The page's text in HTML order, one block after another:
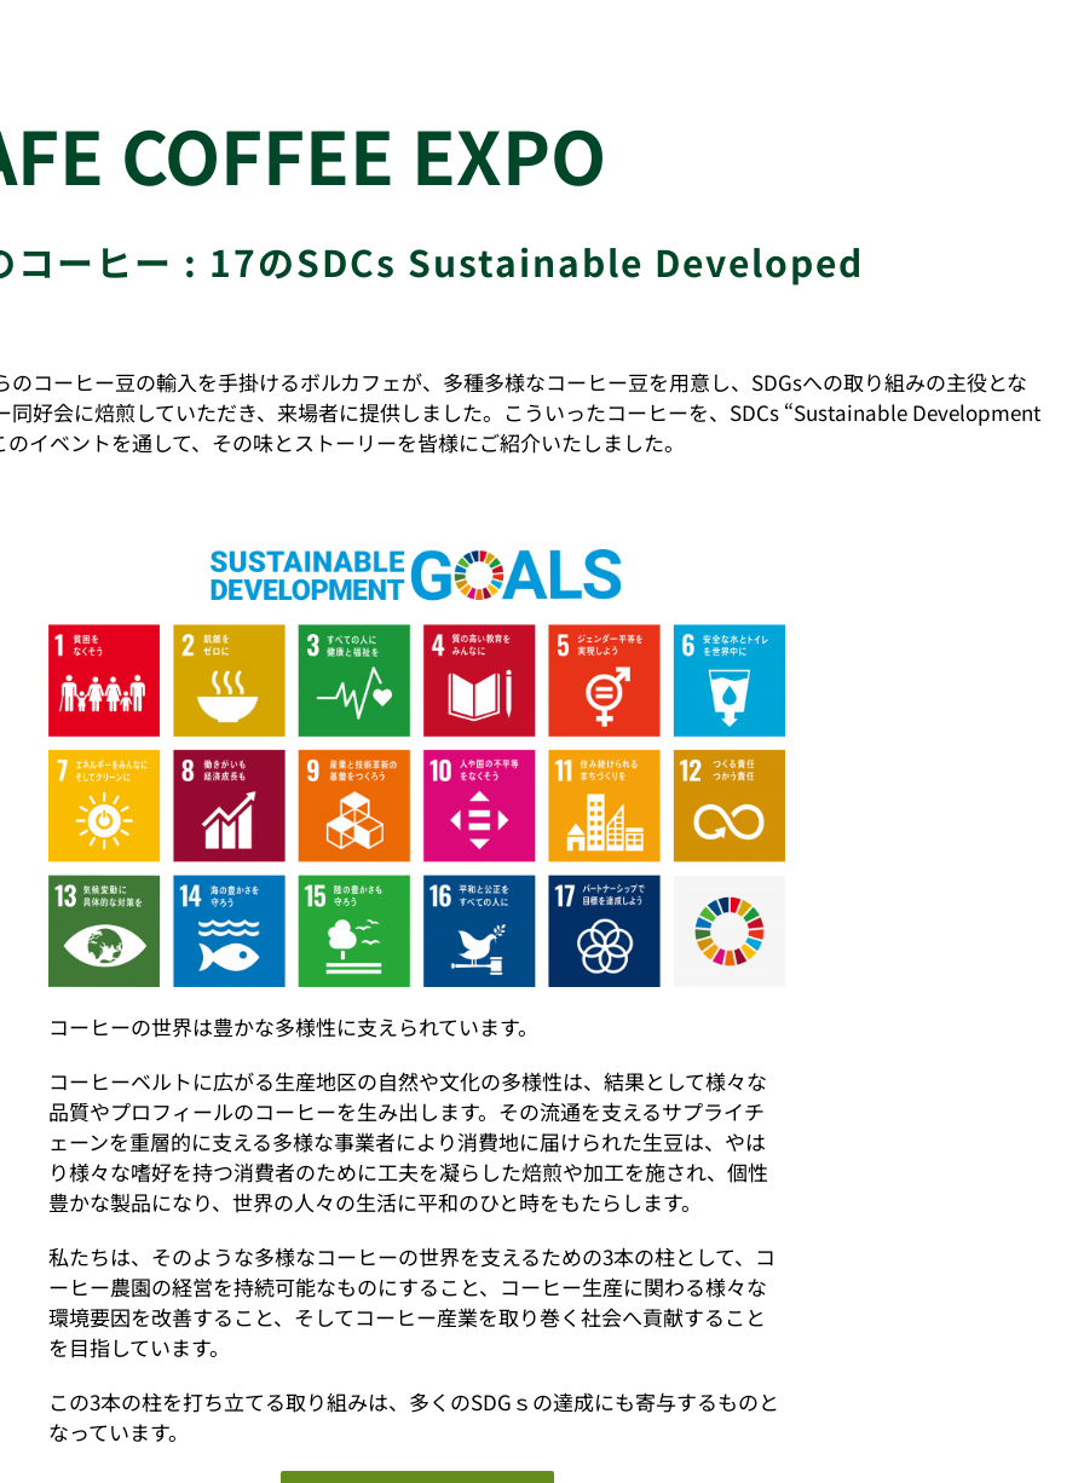
COFFEE EXPO
コーヒー : 17のSDCs Sustainable Developed
のコーヒー豆の輸入を手掛けるボルカフェが、多種多様なコーヒー豆を用意し、SDGsへの取り組みの主役とな
同好会に焙煎していただき、来場者に提供しました。​こういったコーヒーを、SDCs “Sustainable Development
イベントを通して、その味とストーリーを皆様にご紹介いたしました。
コーヒーの世界は豊かな多様性に支えられています。
コーヒーベルトに広がる生産地区の自然や文化の多様性は、結果として様々な
品質やプロフィールのコーヒーを生み出します。その流通を支えるサプライチ
ェーンを重層的に支える多様な事業者により消費地に届けられた生豆は、やは
り様々な嗜好を持つ消費者のために工夫を凝らした焙煎や加工を施され、個性
豊かな製品になり、世界の人々の生活に平和のひと時をもたらします。
私たちは、そのような多様なコーヒーの世界を支えるための3本の柱として、コ
ーヒー農園の経営を持続可能なものにすること、コーヒー生産に関わる様々な
環境要因を改善すること、そしてコーヒー産業を取り巻く社会へ貢献すること
を目指しています。
この3本の柱を打ち立てる取り組みは、多くのSDGｓの達成にも寄与するものと
なっています。